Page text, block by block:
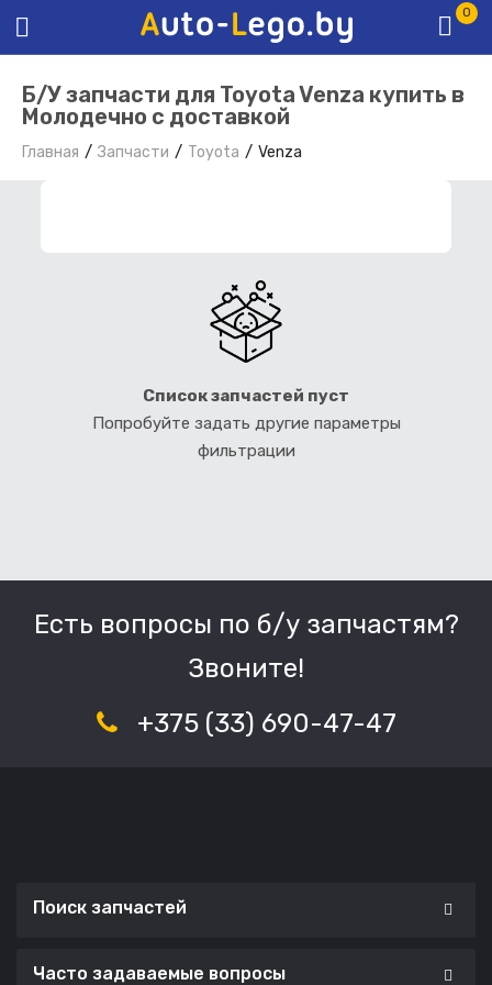
0
Б/У запчасти для Toyota Venza купить в
Молодечно с доставкой
Главная Запчасти Toyota Venza
Список запчастей пуст
Попробуйте задать другие параметры
фильтрации
Есть вопросы по б/у запчастям?
Звоните!
+375 (33) 690-47-47
Поиск запчастей
Часто задаваемые вопросы